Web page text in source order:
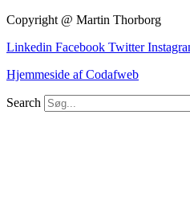
Copyright @ Martin Thorborg
Linkedin Facebook Twitter
Hjemmeside af Codafweb
Search